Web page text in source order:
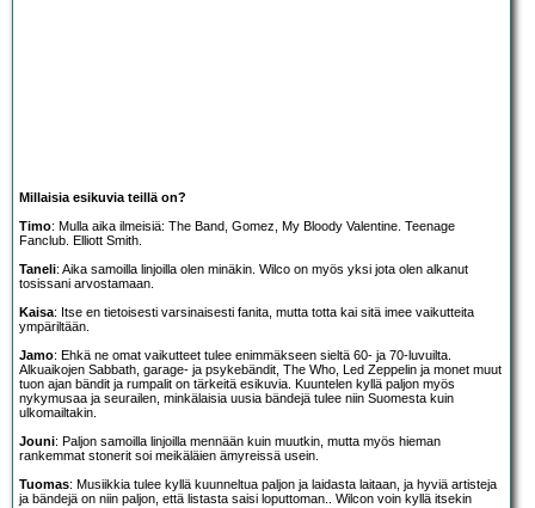
Millaisia esikuvia teillä on?
Timo: Mulla aika ilmeisiä: The Band, Gomez, My Bloody Valentine. Teenage
Fanclub. Elliott Smith.
Taneli: Aika samoilla linjoilla olen minäkin. Wilco on myös yksi jota olen alkanut
tosissani arvostamaan.
Kaisa: Itse en tietoisesti varsinaisesti fanita, mutta totta kai sitä imee vaikutteita
ympäriltään.
Jamo: Ehkä ne omat vaikutteet tulee enimmäkseen sieltä 60- ja 70-luvuilta.
Alkuaikojen Sabbath, garage- ja psykebändit, The Who, Led Zeppelin ja monet muut
tuon ajan bändit ja rumpalit on tärkeitä esikuvia. Kuuntelen kyllä paljon myös
nykymusaa ja seurailen, minkälaisia uusia bändejä tulee niin Suomesta kuin
ulkomailtakin.
Jouni: Paljon samoilla linjoilla mennään kuin muutkin, mutta myös hieman
rankemmat stonerit soi meikäläien ämyreissä usein.
Tuomas: Musiikkia tulee kyllä kuunneltua paljon ja laidasta laitaan, ja hyviä artisteja
ja bändejä on niin paljon, että listasta saisi loputtoman.. Wilcon voin kyllä itsekin